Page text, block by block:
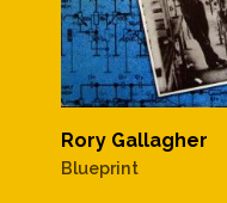
Rory Gallagher
Blueprint